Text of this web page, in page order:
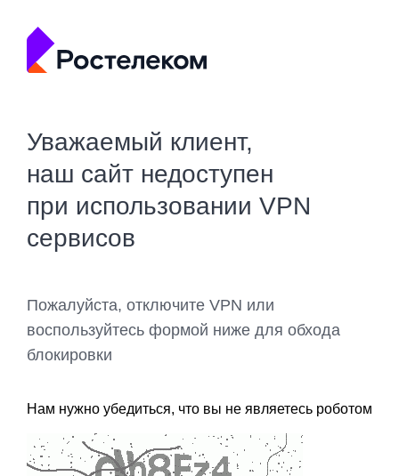
Уважаемый клиент,
наш сайт недоступен
при использовании VPN
сервисов
Пожалуйста, отключите VPN или
воспользуйтесь формой ниже для обхода
блокировки
Нам нужно убедиться, что вы не являетесь роботом